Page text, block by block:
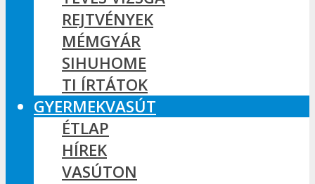
REJTVÉNYEK
MÉMGYÁR
SIHUHOME
TI ÍRTÁTOK
GYERMEKVASÚT
ÉTLAP
HÍREK
VASÚTON